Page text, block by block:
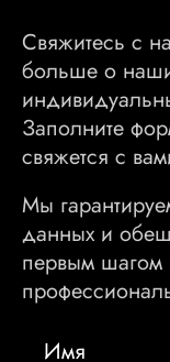
Свяжитесь с
больше о
Заполните
свяжется с
Мы
данных и
первым шагом